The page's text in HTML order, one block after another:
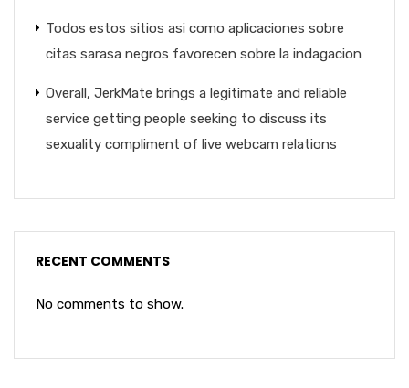
Todos estos sitios asi­ como aplicaciones sobre
citas sarasa negros favorecen sobre la indagacion
Overall, JerkMate brings a legitimate and reliable
service getting people seeking to discuss its
sexuality compliment of live webcam relations
RECENT COMMENTS
No comments to show.